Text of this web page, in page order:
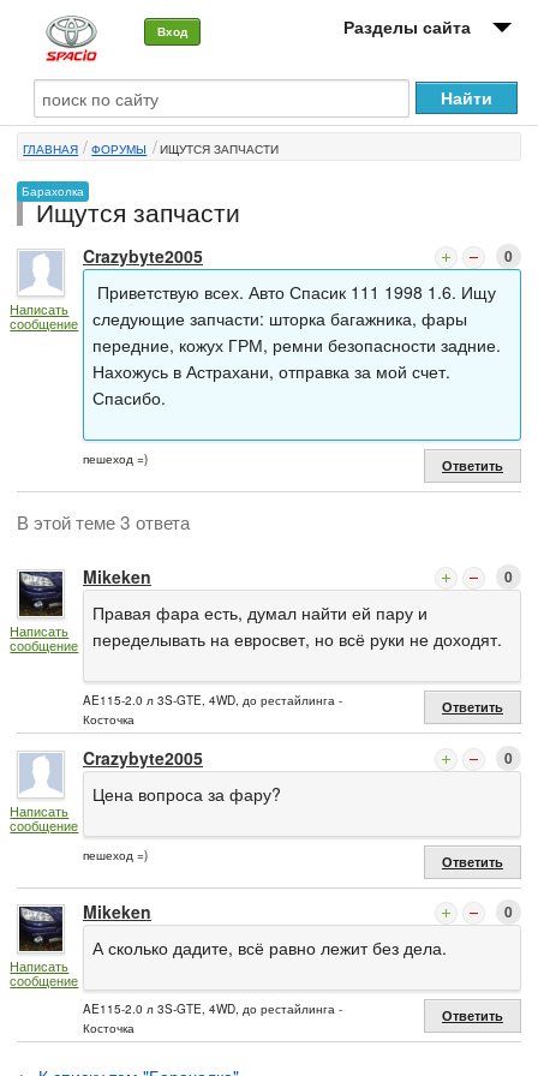
Вход Разделы сайта
О машине
Автоклуб
Форумы
Сервисы и услуги
Новости
ГЛАВНАЯ ФОРУМЫ ИЩУТСЯ ЗАПЧАСТИ
Барахолка
Ищутся запчасти
Написать
сообщение
Crazybyte2005 0
Приветствую всех. Авто Спасик 111 1998 1.6. Ищу
следующие запчасти: шторка багажника, фары
передние, кожух ГРМ, ремни безопасности задние.
Нахожусь в Астрахани, отправка за мой счет.
Спасибо.
пешеход =) Ответить
В этой теме 3 ответа
Написать
сообщение
Mikeken 0
Правая фара есть, думал найти ей пару и
переделывать на евросвет, но всё руки не доходят.
AE115-2.0 л 3S-GTE, 4WD, до рестайлинга -
Косточка
Ответить
Написать
сообщение
Crazybyte2005 0
Цена вопроса за фару?
пешеход =) Ответить
Написать
сообщение
Mikeken 0
А сколько дадите, всё равно лежит без дела.
AE115-2.0 л 3S-GTE, 4WD, до рестайлинга -
Косточка
Ответить